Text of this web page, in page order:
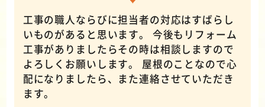
工事の職人ならびに担当者の対応はすばらし
いものがあると思います。 今後もリフォーム
工事がありましたらその時は相談しますので
よろしくお願いします。 屋根のことなので心
配になりましたら、また連絡させていただき
ます。